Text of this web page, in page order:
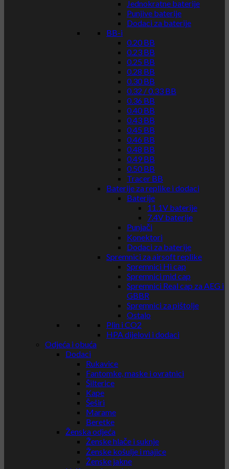
Jednokratne baterije
Punjive baterije
Dodaci za baterije
BB-i
0.20 BB
0.23 BB
0.25 BB
0.28 BB
0.30 BB
0.32 / 0.33 BB
0.36 BB
0.40 BB
0.43 BB
0.45 BB
0.46 BB
0.48 BB
0.49 BB
0.50 BB
Tracer BB
Baterije za replike i dodaci
Baterije
11.1V baterije
7.4V baterije
Punjači
Konektori
Dodaci za baterije
Spremnici za airsoft replike
Spremnici Hi cap
Spremnici mid cap
Spremnici Real cap za AEG i
GBBR
Spremnici za pištolje
Ostalo
Plin i CO2
HPA dijelovi i dodaci
Odjeća i obuća
Dodaci
Rukavice
Fantomke, maske i ovratnici
Šilterice
Kape
Šeširi
Marame
Beretke
Ženska odjeća
Ženske hlače i suknje
Ženske košulje i majice
Ženske jakne